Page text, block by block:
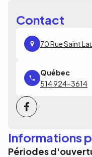
Contact
70 Rue Saint
514 924-3614
Informations
Périodes